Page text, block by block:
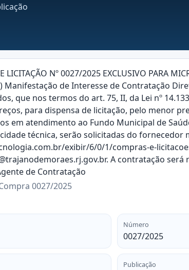
LICITAÇÃO Nº 0027/2025 EXCLUSIVO PARA
Manifestação de Interesse de Contratação
que nos termos do art. 75, II, da Lei nº
para dispensa de licitação, pelo menor
em atendimento ao Fundo Municipal de
técnica, serão solicitadas do
exibir/6/0/1/compras-e-
A contratação será
de Contratação
0027/2025
Número
0027/2025
Publicação